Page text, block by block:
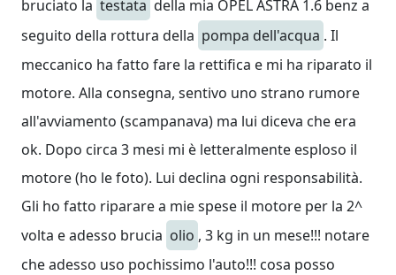
bruciato la testata della mia OPEL ASTRA 1.6 benz a
seguito della rottura della pompa dell'acqua . Il
meccanico ha fatto fare la rettifica e mi ha riparato il
motore. Alla consegna, sentivo uno strano rumore
all'avviamento (scampanava) ma lui diceva che era
ok. Dopo circa 3 mesi mi è letteralmente esploso il
motore (ho le foto). Lui declina ogni responsabilità.
Gli ho fatto riparare a mie spese il motore per la 2^
volta e adesso brucia olio , 3 kg in un mese!!! notare
che adesso uso pochissimo l'auto!!! cosa posso